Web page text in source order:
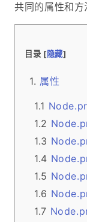
共同的属性和方
目录 [隐藏]
属性